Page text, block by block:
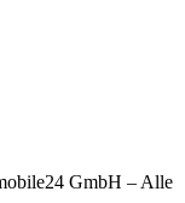
GmbH – Alle